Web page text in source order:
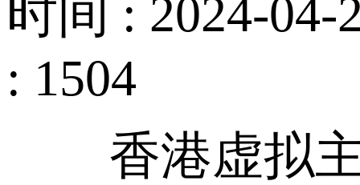
时间 : 2024-04-
: 1504
香港虚拟主